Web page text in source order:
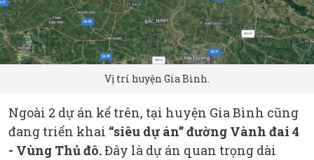
Vị trí huyện Gia Bình.
Ngoài 2 dự án kể trên, tại huyện Gia Bình cũng
đang triển khai “siêu dự án” đường Vành đai 4
- Vùng Thủ đô.Đây là dự án quan trọng dài